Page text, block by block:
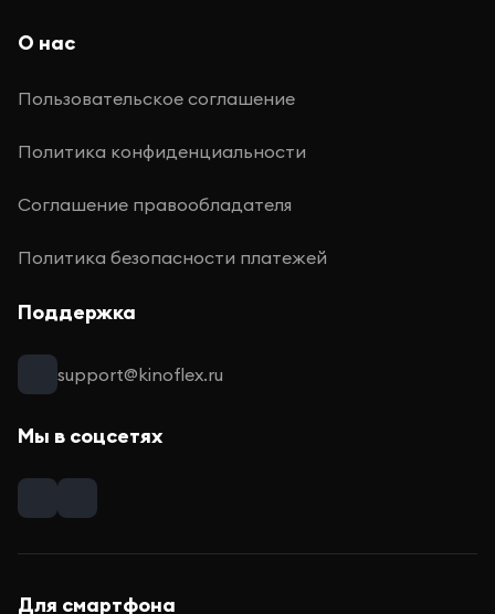
О нас
Пользовательское соглашение
Политика конфиденциальности
Соглашение правообладателя
Политика безопасности платежей
Поддержка
support@kinoflex.ru
Мы в соцсетях
Для смартфона